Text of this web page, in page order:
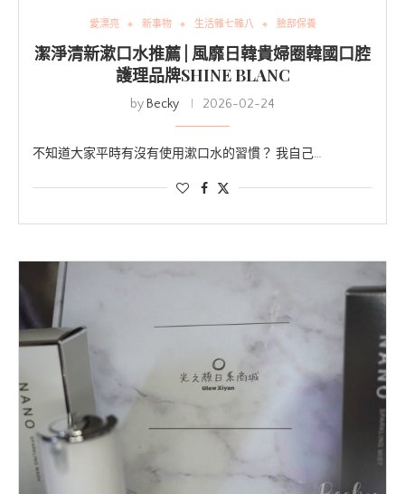
愛漂亮 新事物 生活雜七雜八 臉部保養
潔淨清新漱口水推薦 | 風靡日韓貴婦圈韓國口腔
護理品牌SHINE BLANC
by Becky 2026-02-24
不知道大家平時有沒有使用漱口水的習慣？ 我自己…